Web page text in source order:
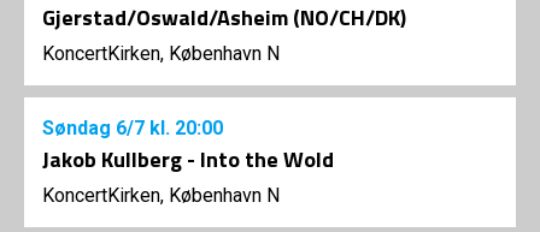
Gjerstad/Oswald/Asheim (NO/CH/DK)
KoncertKirken, København N
Søndag 6/7 kl. 20:00
Jakob Kullberg - Into the Wold
KoncertKirken, København N